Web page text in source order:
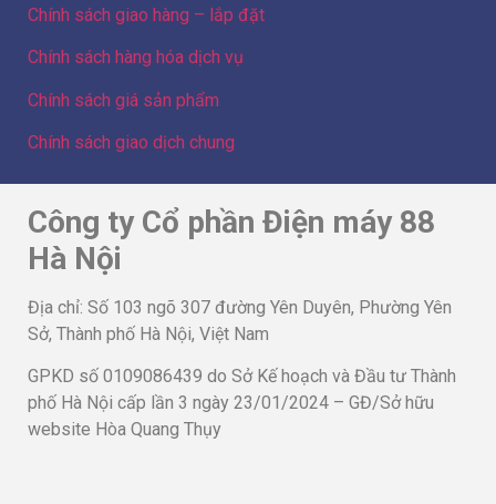
Chính sách giao hàng – lắp đặt
Chính sách hàng hóa dịch vụ
Chính sách giá sản phẩm
Chính sách giao dịch chung
Công ty Cổ phần Điện máy 88
Hà Nội
Địa chỉ: Số 103 ngõ 307 đường Yên Duyên, Phường Yên
Sở, Thành phố Hà Nội, Việt Nam
GPKD số 0109086439 do Sở Kế hoạch và Đầu tư Thành
phố Hà Nội cấp lần 3 ngày 23/01/2024 – GĐ/Sở hữu
website Hòa Quang Thụy